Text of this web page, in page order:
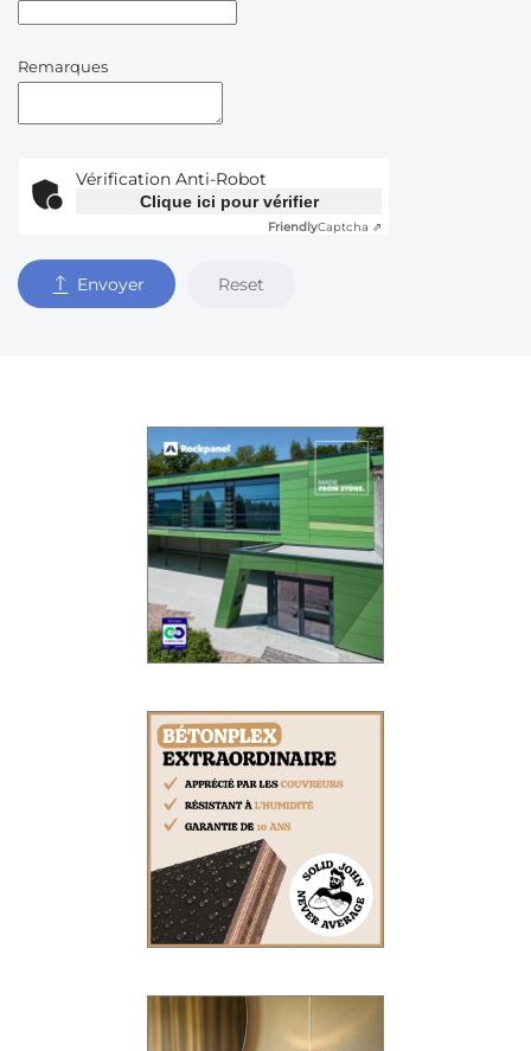
Remarques
Vérification Anti-Robot
Clique ici pour vérifier
FriendlyCaptcha ⇗
Envoyer Reset